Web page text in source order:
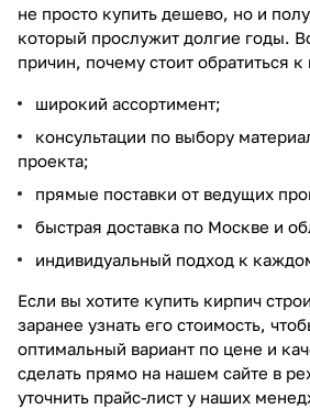
не просто купить дешево, но и
который прослужит долгие годы.
причин, почему стоит обратиться к
широкий ассортимент;
консультации по выбору
проекта;
прямые поставки от ведущих
быстрая доставка по Москве и
индивидуальный подход к
Если вы хотите купить кирпич
заранее узнать его стоимость,
оптимальный вариант по цене и
сделать прямо на нашем сайте в
уточнить прайс-лист у наших